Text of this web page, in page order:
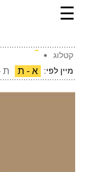
☰
קטלוג
מיין לפי:
א - ת ת